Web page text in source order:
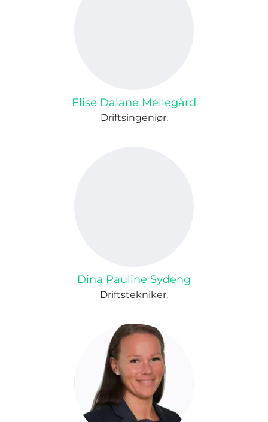
Elise Dalane Mellegård
Driftsingeniør.
Dina Pauline Sydeng
Driftstekniker.